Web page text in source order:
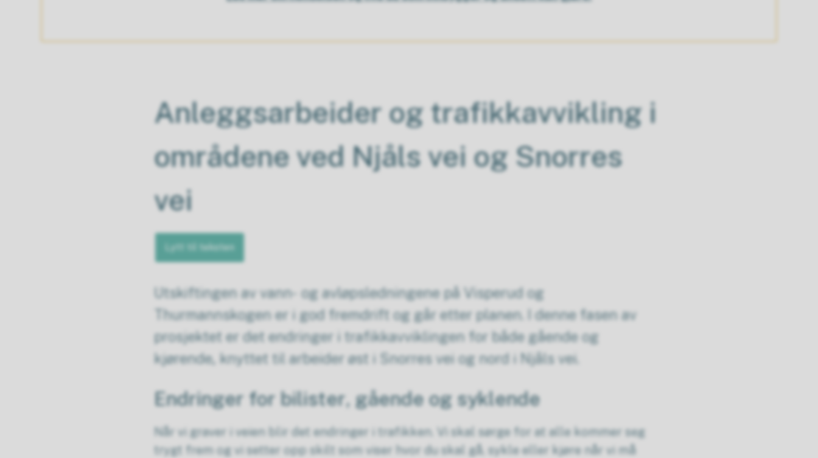
Anleggsarbeider og trafikkavvikling i
områdene ved Njåls vei og Snorres
vei
Lytt til teksten
Utskiftingen av vann- og avløpsledningene på Visperud og
Thurmannskogen er i god fremdrift og går etter planen. I denne fasen av
prosjektet er det endringer i trafikkavviklingen for både gående og
kjørende, knyttet til arbeider øst i Snorres vei og nord i Njåls vei.
Endringer for bilister, gående og syklende
Når vi graver i veien blir det endringer i trafikken. Vi skal sørge for at alle kommer seg
trygt frem og vi setter opp skilt som viser hvor du skal gå, sykle eller kjøre når vi må